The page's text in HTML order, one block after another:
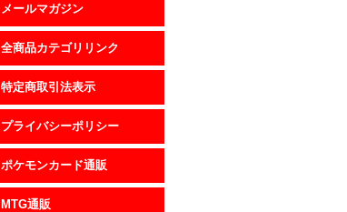
メールマガジン
全商品カテゴリリンク
特定商取引法表示
プライバシーポリシー
ポケモンカード通販
MTG通販